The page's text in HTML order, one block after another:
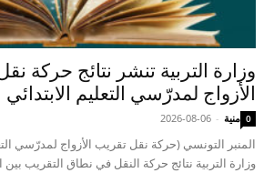
وزارة التربية تنشر نتائج حركة
الأزواج لمدرّسي التعليم الابتدائي
منية -
2026-08-06 0
المنبر التونسي (حركة نقل تقريب الأزواج لمدرّسي
وزارة التربية نتائج حركة النقل في نطاق التقريب بين